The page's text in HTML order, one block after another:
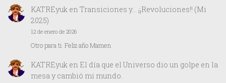
KATREyuken Transiciones y… ¡¡Revoluciones!! (Mi
2025)
12 de enero de 2026
Otro para ti. Feliz año Mamen
KATREyuken El día que el Universo dio un golpe en la
mesa y cambió mi mundo.